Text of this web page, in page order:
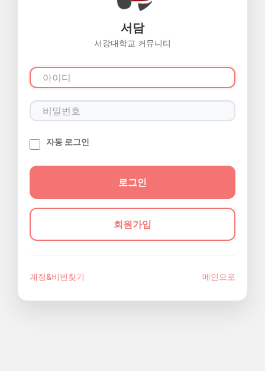
서담
서강대학교 커뮤니티
자동 로그인
회원가입
계정&비번찾기 메인으로